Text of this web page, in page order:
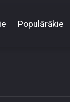
Populārākie